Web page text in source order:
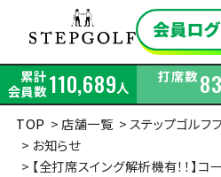
累計
会員数110,689人
打席数
TOP
店舗一覧
ステップゴルフ
お知らせ
【全打席スイング解析機有！！】コ